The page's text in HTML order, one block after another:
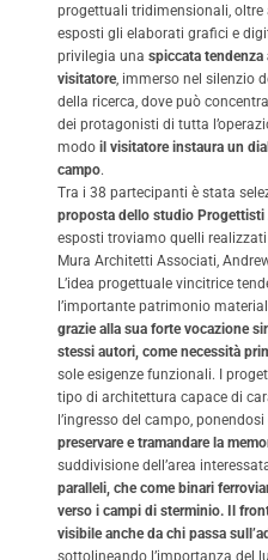
progettuali tridimensionali,
esposti gli elaborati grafici e
privilegia una spiccata
visitatore, immerso nel silenzio
della ricerca, dove può
dei protagonisti di tutta
modo il visitatore instaura un
campo.
Tra i 38 partecipanti è stata
proposta dello studio Progettisti
esposti troviamo quelli
Mura Architetti Associati,
L’idea progettuale vincitrice
l’importante patrimonio
grazie alla sua forte vocazione
stessi autori, come necessità
sole esigenze funzionali. I
tipo di architettura capace di
l’ingresso del campo,
preservare e tramandare la
suddivisione dell’area
paralleli, che come binari
verso i campi di sterminio. Il
visibile anche da chi passa
sottolineando l’importanza del